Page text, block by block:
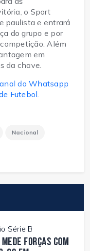
o Sport
paulista e entrará
do grupo e por
Além
em
da chave.
do Whatsapp
Futebol.
Nacional
Série B
forças com